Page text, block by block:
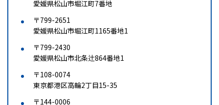
愛媛県松山市堀江町7番地
〒799-2651
愛媛県松山市堀江町1165番地1
〒799-2430
愛媛県松山市北条辻864番地1
〒108-0074
東京都港区高輪2丁目15-35
〒144-0006